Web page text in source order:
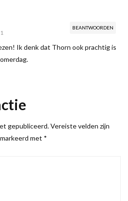
BEANTWOORDEN
Ik denk dat Thorn ook prachtig is
gepubliceerd. Vereiste velden zijn
met *